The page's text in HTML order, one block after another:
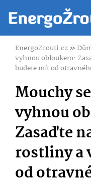
EnergoZrouti.cz»
vyhnou obloukem:
budete mít od
Mouchy
vyhnou
Zasaďte
rostliny a
od